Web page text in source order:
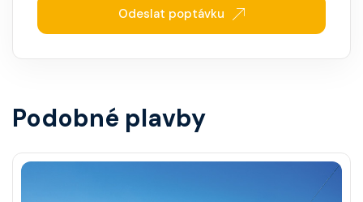
Odeslat poptávku
Podobné plavby